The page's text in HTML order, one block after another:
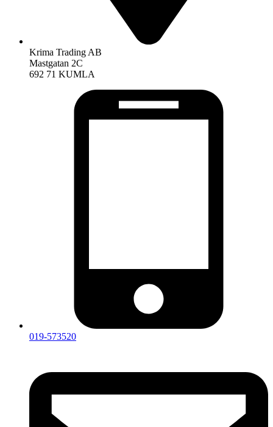
Krima Trading AB
Mastgatan 2C
692 71 KUMLA
019-573520